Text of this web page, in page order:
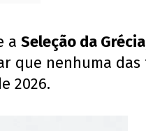
a Seleção da Grécia
que nenhuma das
2026.